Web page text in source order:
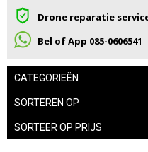
Drone reparatie
Bel of App 085-0606541
CATEGORIEËN
SORTEREN OP
SORTEER OP PRIJS